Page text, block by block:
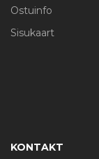
Ostuinfo
Sisukaart
KONTAKT